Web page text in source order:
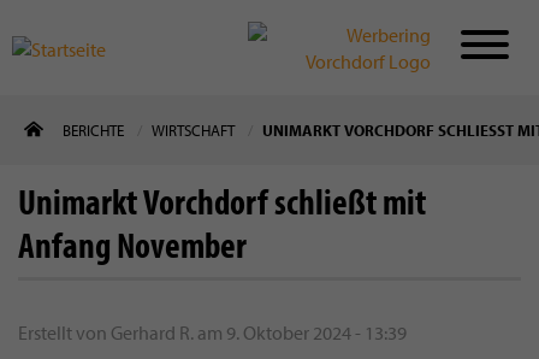
zum
BERICHTE WIRTSCHAFT UNIMARKT VORCHDORF SCHLIESST
Unimarkt Vorchdorf schließt mit
Anfang November
Erstellt von Gerhard R. am 9. Oktober 2024 - 13:39